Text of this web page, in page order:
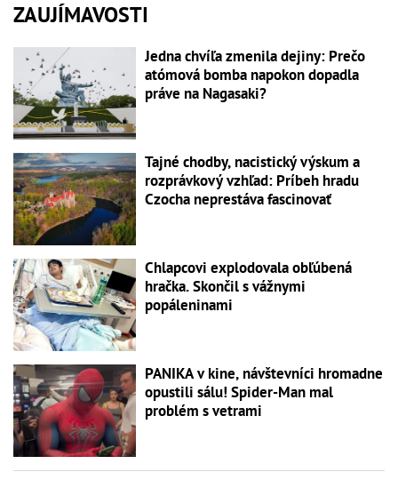
ZAUJÍMAVOSTI
Jedna chvíľa zmenila dejiny: Prečo
atómová bomba napokon dopadla
práve na Nagasaki?
Tajné chodby, nacistický výskum a
rozprávkový vzhľad: Príbeh hradu
Czocha neprestáva fascinovať
Chlapcovi explodovala obľúbená
hračka. Skončil s vážnymi
popáleninami
PANIKA v kine, návštevníci hromadne
opustili sálu! Spider-Man mal
problém s vetrami